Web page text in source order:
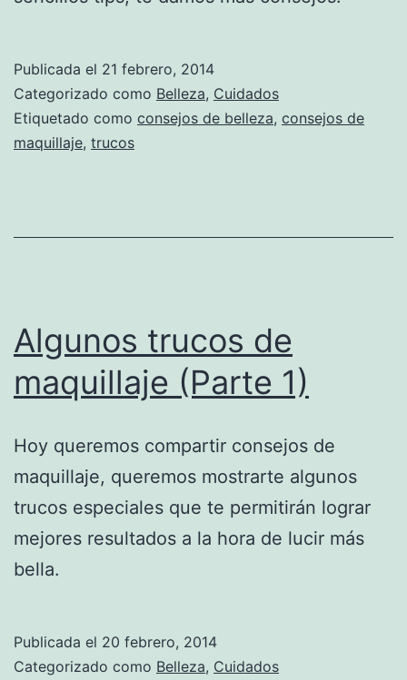
Publicada el 21 febrero, 2014
Categorizado como Belleza, Cuidados
Etiquetado como consejos de belleza, consejos de
maquillaje, trucos
Algunos trucos de
maquillaje (Parte 1)
Hoy queremos compartir consejos de
maquillaje, queremos mostrarte algunos
trucos especiales que te permitirán lograr
mejores resultados a la hora de lucir más
bella.
Publicada el 20 febrero, 2014
Categorizado como Belleza, Cuidados